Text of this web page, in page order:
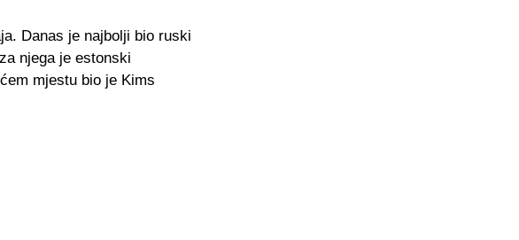
Danas je najbolji bio ruski
njega je estonski
mjestu bio je Kims